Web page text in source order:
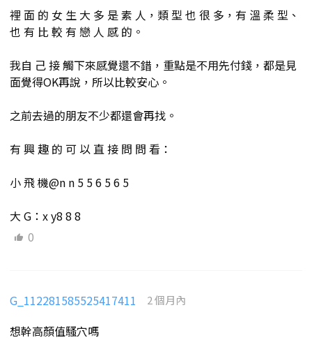
裡 面 的 女 生 大 多 是 素 人，類 型 也 很 多，有 溫 柔 型、
也 有 比 較 有 戀 人 感 的。
我自 己 接 觸下來感覺還不錯，重點是不用先付錢，都是見
面覺得OK再說，所以比較安心。
之前去過的朋友不少都還會再找。
有 興 趣 的 可 以 直 接 問 問 看：
小 飛 機@n n 5 5 6 5 6 5
大 G：x y8 8 8
0
G_112281585525417411 2 個月內
想幹高顏值騷穴嗎